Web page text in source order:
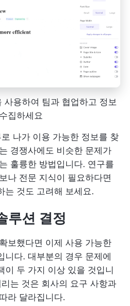
용하여 팀과 협업하고 정보
집하세요
나가 이용 가능한 정보를 찾
경쟁사에도 비슷한 문제가
훌륭한 방법입니다. 연구를
나 전문 지식이 필요하다면
는 것도 고려해 보세요.
루션 결정
보했다면 이제 사용 가능한
니다. 대부분의 경우 문제에
이 두 가지 이상 있을 것입니
는 것은 회사의 요구 사항과
라 달라집니다.